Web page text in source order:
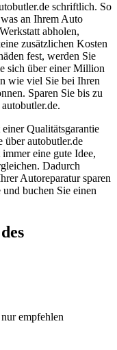
schriftlich. So
an Ihrem Auto
abholen,
zusätzlichen Kosten
fest, werden Sie
sich über einer Million
wie viel Sie bei Ihren
Sparen Sie bis zu
Qualitätsgarantie
über autobutler.de
eine gute Idee,
Dadurch
Autoreparatur sparen
buchen Sie einen
empfehlen